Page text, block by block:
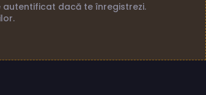
dacă te înregistrezi.